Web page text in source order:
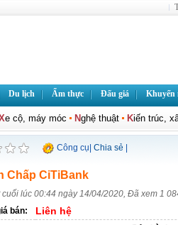
Du lịch Ẩm thực Đấu giá Khuyến
e cộ, máy móc Nghệ thuật Kiến trúc,
Chia sẻ
Công cụ
Chấp CiTiBank
cuối lúc 00:44 ngày 14/04/2020, Đã xem 1
bán:
Liên hệ